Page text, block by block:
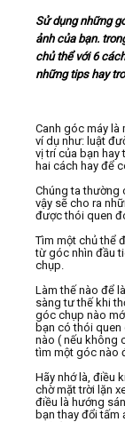
Lịch khai giảng
Video
Kiến thức
Liên hệ - Đăng
Sử dụng những
ảnh của bạn.
chủ thể với 6
những tips hay
Canh góc máy là
ví dụ như: luật
vị trí của bạn hay
hai cách hay để
Chúng ta thường
vậy sẽ cho ra
được thói quen
Tìm một chủ thể
từ góc nhìn đầu
chụp.
Làm thế nào để
sàng tư thế khi
góc chụp nào
bạn có thói quen
nào ( nếu không
tìm một góc nào
Hãy nhớ là, điều
chờ mặt trời lặn
điều là hướng
bạn thay đổi tấm